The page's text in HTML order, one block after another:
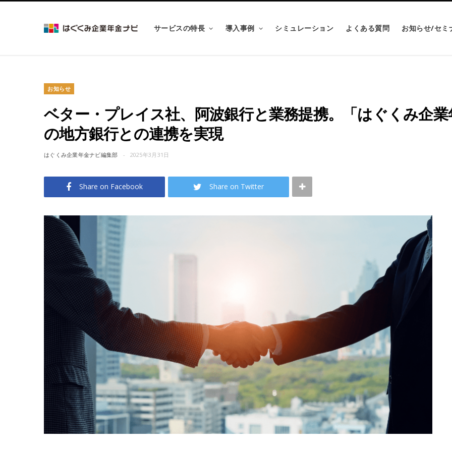
サービスの特長 導入事例 シミュレーション よくある質問 お知らせ/セミ
お知らせ
ベター・プレイス社、阿波銀行と業務提携。「はぐくみ企
の地方銀行との連携を実現
はぐくみ企業年金ナビ編集部 2025年3月31日
Share on Facebook Share on Twitter